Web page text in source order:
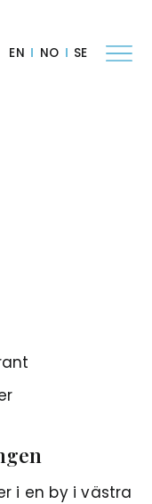
EN NO SE
i en by i västra